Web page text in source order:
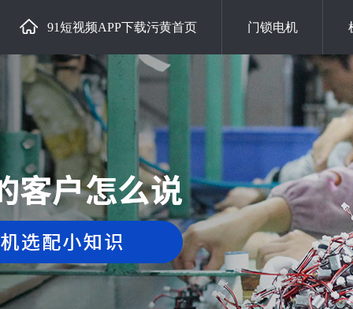
91短视频APP下载污黄首页 门锁电机
关于91短视频APP下载污黄